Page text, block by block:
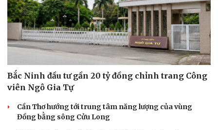
Du lịch
Tư vấn
Săn Tour
check-in
Podcast
Cửa sổ tình yêu
Bắc Ninh đầu tư gần 20 tỷ đồng chỉnh trang Công
viên Ngô Gia Tự
Cần Thơ hướng tới trung tâm năng lượng của vùng
Đồng bằng sông Cửu Long